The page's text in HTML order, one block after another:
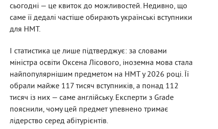
сьогодні — це квиток до можливостей. Недивно, що
саме її дедалі частіше обирають українські вступники
для НМТ.
І статистика це лише підтверджує: за словами
міністра освіти Оксена Лісового, іноземна мова стала
найпопулярнішим предметом на НМТ у 2026 році. Її
обрали майже 117 тисяч вступників, а понад 112
тисяч із них — саме англійську. Експерти з Grade
пояснили, чому цей предмет упевнено тримає
лідерство серед абітурієнтів.